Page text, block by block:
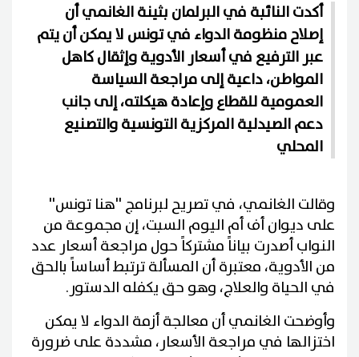
أكدت النائبة في البرلمان بثينة الغانمي أن
إصلاح منظومة الدواء في تونس لا يمكن أن يتم
عبر الترفيع في أسعار الأدوية وإثقال كاهل
المواطن، داعية إلى مراجعة السياسة
العمومية للقطاع وإعادة هيكلته، إلى جانب
دعم الصيدلية المركزية التونسية والتصنيع
المحلي
وقالت الغانمي، في تصريح لبرنامج ''هنا تونس''
على ديوان أف أم اليوم السبت، إن مجموعة من
النواب أصدرت بياناً مشتركاً حول مراجعة أسعار عدد
من الأدوية، معتبرة أن المسألة ترتبط أساساً بالحق
في الحياة والعلاج، وهو حق يكفله الدستور.
وأوضحت الغانمي أن معالجة أزمة الدواء لا يمكن
اختزالها في مراجعة الأسعار، مشددة على ضرورة